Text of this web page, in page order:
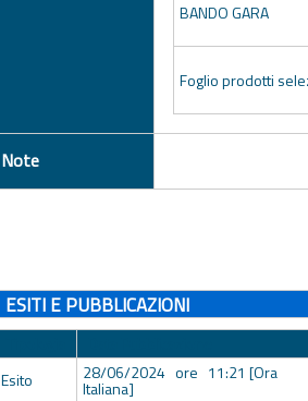
BANDO GARA
Foglio prodotti
Note
ESITI E PUBBLICAZIONI
Esito
28/06/2024 ore 11:21 [Ora
Italiana]